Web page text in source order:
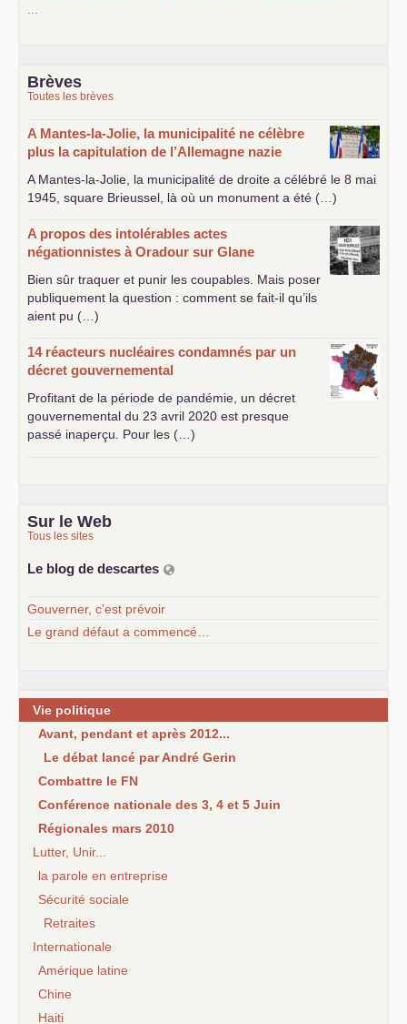
...
Brèves
Toutes les brèves
A Mantes-la-Jolie, la municipalité ne célèbre
plus la capitulation de l’Allemagne nazie
A Mantes-la-Jolie, la municipalité de droite a célébré le 8 mai
1945, square Brieussel, là où un monument a été (…)
A propos des intolérables actes
négationnistes à Oradour sur Glane
Bien sûr traquer et punir les coupables. Mais poser
publiquement la question : comment se fait-il qu’ils
aient pu (…)
14 réacteurs nucléaires condamnés par un
décret gouvernemental
Profitant de la période de pandémie, un décret
gouvernemental du 23 avril 2020 est presque
passé inaperçu. Pour les (…)
Sur le Web
Tous les sites
Le blog de descartes
Gouverner, c’est prévoir
Le grand défaut a commencé…
Vie politique
Avant, pendant et après 2012...
Le débat lancé par André Gerin
Combattre le FN
Conférence nationale des 3, 4 et 5 Juin
Régionales mars 2010
Lutter, Unir...
la parole en entreprise
Sécurité sociale
Retraites
Internationale
Amérique latine
Chine
Haiti